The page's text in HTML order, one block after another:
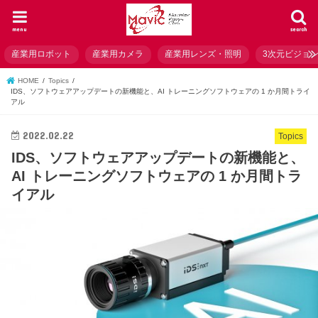
search
menu
産業用ロボット 産業用カメラ 産業用レンズ・照明 3次元ビジョ
HOME
Topics
IDS、ソフトウェアアップデートの新機能と、AI トレーニングソフトウェアの 1 か月間トライ
アル
Topics
2022.02.22
IDS、ソフトウェアアップデートの新機能と、
AI トレーニングソフトウェアの 1 か月間トラ
イアル